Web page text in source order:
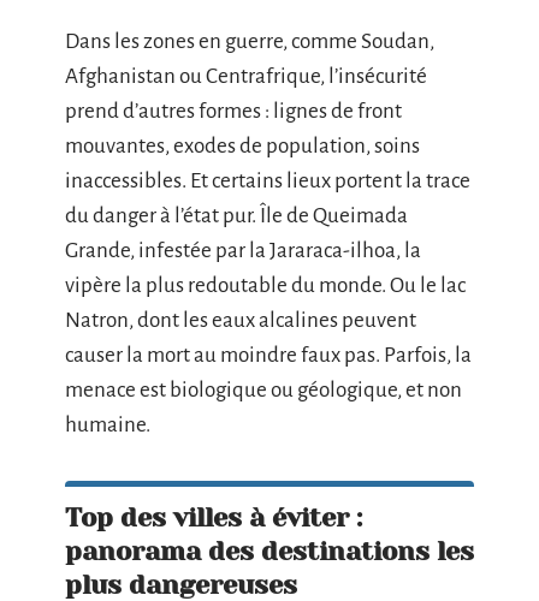
Dans les zones en guerre, comme Soudan,
Afghanistan ou Centrafrique, l’insécurité
prend d’autres formes : lignes de front
mouvantes, exodes de population, soins
inaccessibles. Et certains lieux portent la trace
du danger à l’état pur. Île de Queimada
Grande, infestée par la Jararaca-ilhoa, la
vipère la plus redoutable du monde. Ou le lac
Natron, dont les eaux alcalines peuvent
causer la mort au moindre faux pas. Parfois, la
menace est biologique ou géologique, et non
humaine.
Top des villes à éviter :
panorama des destinations les
plus dangereuses